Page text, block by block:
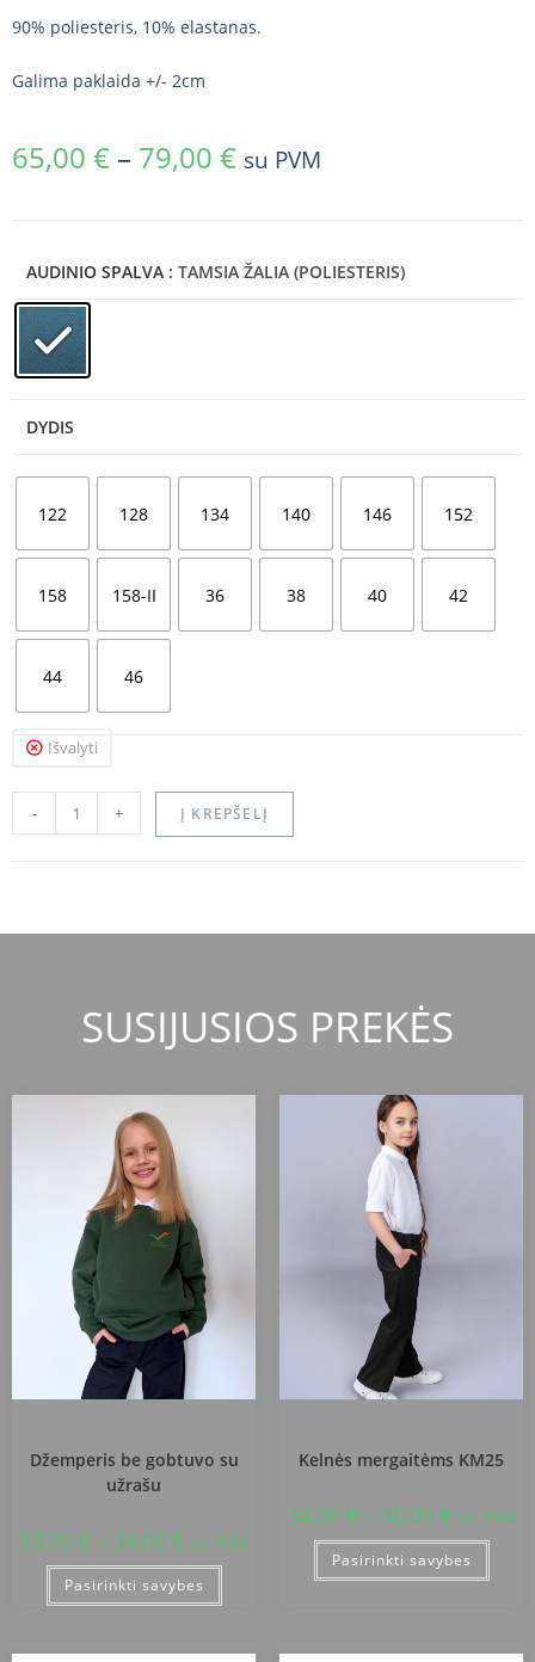
90% poliesteris, 10% elastanas.
Galima paklaida +/- 2cm
65,00 € – 79,00 € su PVM
AUDINIO SPALVA : TAMSIA ŽALIA (POLIESTERIS)
DYDIS
122 128 134 140 146 152
158 158-II 36 38 40 42
44 46
Išvalyti
- + Į KREPŠELĮ
SUSIJUSIOS PREKĖS
Džemperis be gobtuvo su
užrašu
33,00 € – 34,00 € su PVM
Pasirinkti savybes
Kelnės mergaitėms KM25
34,00 € – 36,00 € su PVM
Pasirinkti savybes